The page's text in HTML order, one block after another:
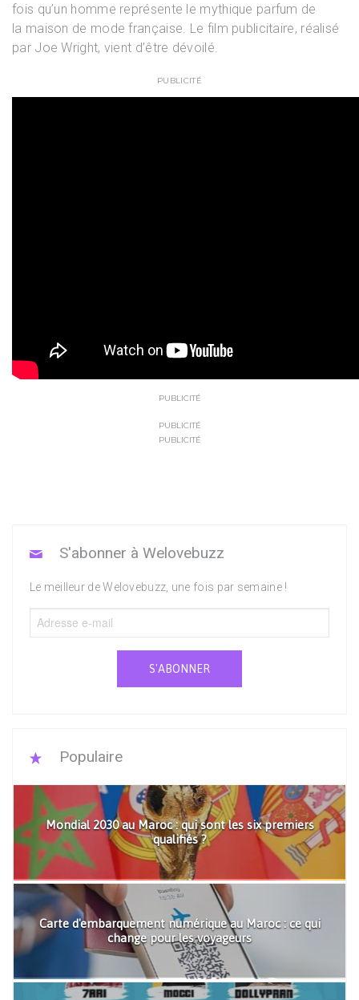
fois qu’un homme représente le mythique parfum de
la maison de mode française. Le film publicitaire, réalisé
par Joe Wright, vient d’être dévoilé.
PUBLICITÉ
PUBLICITÉ
PUBLICITÉ
PUBLICITÉ
S'abonner à Welovebuzz
Le meilleur de Welovebuzz, une fois par semaine !
S'ABONNER
Populaire
Mondial 2030 au Maroc : qui sont les six premiers
qualifiés ?
Carte d'embarquement numérique au Maroc : ce qui
change pour les voyageurs